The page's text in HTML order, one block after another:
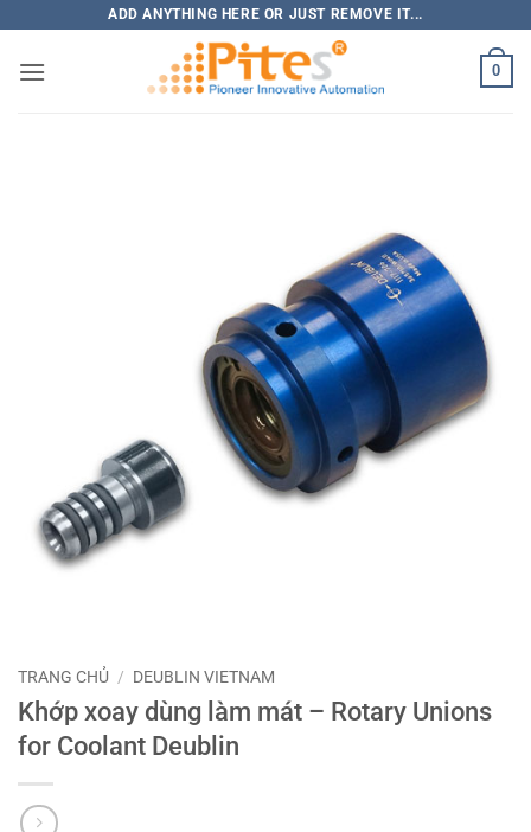
nội
ADD ANYTHING HERE OR JUST REMOVE IT...
0
TRANG CHỦ / DEUBLIN VIETNAM
Khớp xoay dùng làm mát – Rotary Unions
for Coolant Deublin